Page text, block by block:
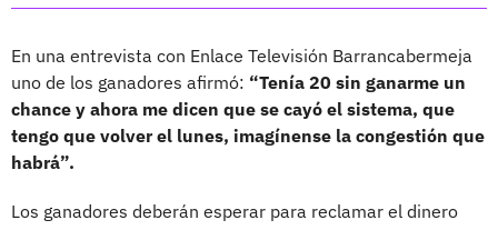
En una entrevista con Enlace Televisión Barrancabermeja
uno de los ganadores afirmó: “Tenía 20 sin ganarme un
chance y ahora me dicen que se cayó el sistema, que
tengo que volver el lunes, imagínense la congestión que
habrá”.
Los ganadores deberán esperar para reclamar el dinero